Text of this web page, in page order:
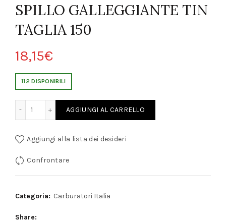
SPILLO GALLEGGIANTE TIN
TAGLIA 150
18,15€
112 DISPONIBILI
AGGIUNGI AL CARRELLO
Aggiungi alla lista dei desideri
Confrontare
Categoria: Carburatori Italia
Share